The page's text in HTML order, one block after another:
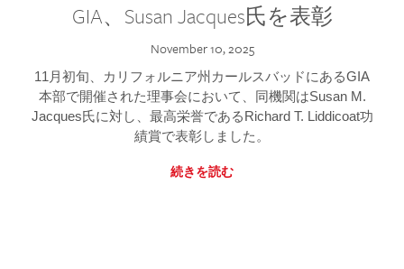
GIA、Susan Jacques氏を表彰
November 10, 2025
11月初旬、カリフォルニア州カールスバッドにあるGIA
本部で開催された理事会において、同機関はSusan M.
Jacques氏に対し、最高栄誉であるRichard T. Liddicoat功
績賞で表彰しました。
続きを読む